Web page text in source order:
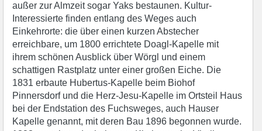
außer zur Almzeit sogar Yaks bestaunen. Kultur-
Interessierte finden entlang des Weges auch
Einkehrorte: die über einen kurzen Abstecher
erreichbare, um 1800 errichtete Doagl-Kapelle mit
ihrem schönen Ausblick über Wörgl und einem
schattigen Rastplatz unter einer großen Eiche. Die
1831 erbaute Hubertus-Kapelle beim Biohof
Pinnersdorf und die Herz-Jesu-Kapelle im Ortsteil Haus
bei der Endstation des Fuchsweges, auch Hauser
Kapelle genannt, mit deren Bau 1896 begonnen wurde.